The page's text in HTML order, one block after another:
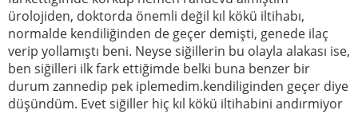
ürolojiden, doktorda önemli değil kıl kökü iltihabı,
normalde kendiliğinden de geçer demişti, genede ilaç
verip yollamıştı beni. Neyse siğillerin bu olayla alakası ise,
ben siğilleri ilk fark ettiğimde belki buna benzer bir
durum zannedip pek iplemedim.kendiliginden geçer diye
düşündüm. Evet siğiller hiç kıl kökü iltihabini andırmiyor